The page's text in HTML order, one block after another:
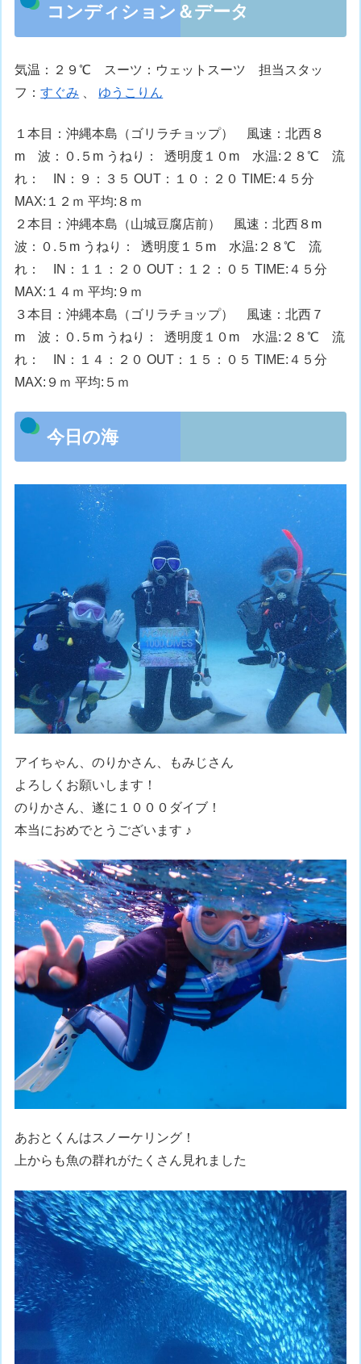
コンディション＆データ
気温：２９℃ スーツ：ウェットスーツ 担当スタッ
フ：すぐみ ゆうこりん
１本目：沖縄本島（ゴリラチョップ） 風速：北西８
m 波：０.５m うねり： 透明度１０m 水温:２８℃ 流
れ： IN：９：３５ OUT：１０：２０ TIME:４５分
MAX:１２ｍ 平均:８ｍ
２本目：沖縄本島（山城豆腐店前） 風速：北西８m
波：０.５m うねり： 透明度１５m 水温:２８℃ 流
れ： IN：１１：２０ OUT：１２：０５ TIME:４５分
MAX:１４ｍ 平均:９ｍ
３本目：沖縄本島（ゴリラチョップ） 風速：北西７
m 波：０.５m うねり： 透明度１０m 水温:２８℃ 流
れ： IN：１４：２０ OUT：１５：０５ TIME:４５分
MAX:９ｍ 平均:５ｍ
今日の海
アイちゃん、のりかさん、もみじさん
よろしくお願いします！
のりかさん、遂に１０００ダイブ！
本当におめでとうございます ♪
あおとくんはスノーケリング！
上からも魚の群れがたくさん見れました